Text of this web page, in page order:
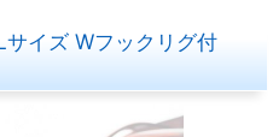
イズ Wフックリグ付